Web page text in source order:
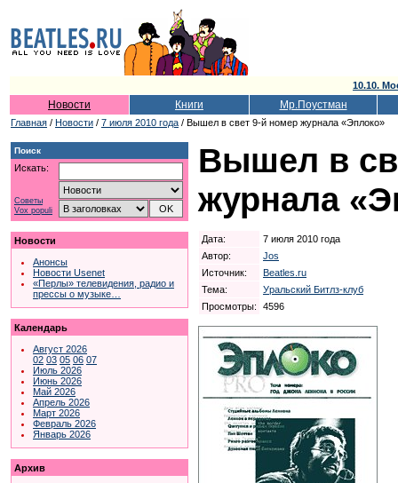
10.10.
Новости Книги Мр.Поустман
Главная / Новости / 7 июля 2010 года / Вышел в свет 9-й номер журнала «Эплоко»
Поиск
Искать:
Советы
Vox populi
Новости
Анонсы
Новости Usenet
«Перлы» телевидения, радио и
прессы о музыке…
Календарь
Август 2026
02 03 05 06 07
Июль 2026
Июнь 2026
Май 2026
Апрель 2026
Март 2026
Февраль 2026
Январь 2026
Архив
Вышел в
журнала
Дата:
7 июля 2010 года
Автор:
Jos
Источник:
Beatles.ru
Тема:
Уральский Битлз-клуб
Просмотры:
4596